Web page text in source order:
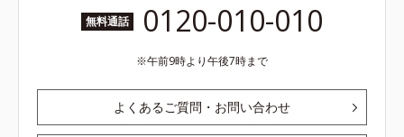
無料通話 0120-010-010
午前9時より午後7時まで
よくあるご質問・お問い合わせ